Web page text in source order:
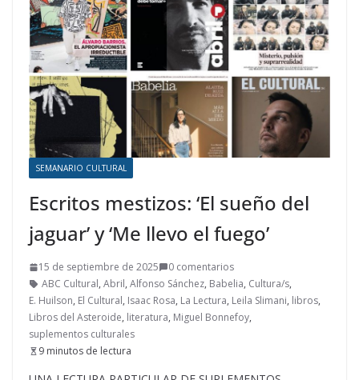
SEMANARIO CULTURAL
Escritos mestizos: ‘El sueño del
jaguar’ y ‘Me llevo el fuego’
15 de septiembre de 2025
0 comentarios
ABC Cultural, Abril, Alfonso Sánchez, Babelia, Cultura/s,
E. Huilson, El Cultural, Isaac Rosa, La Lectura, Leila Slimani, libros,
Libros del Asteroide, literatura, Miguel Bonnefoy,
suplementos culturales
9 minutos de lectura